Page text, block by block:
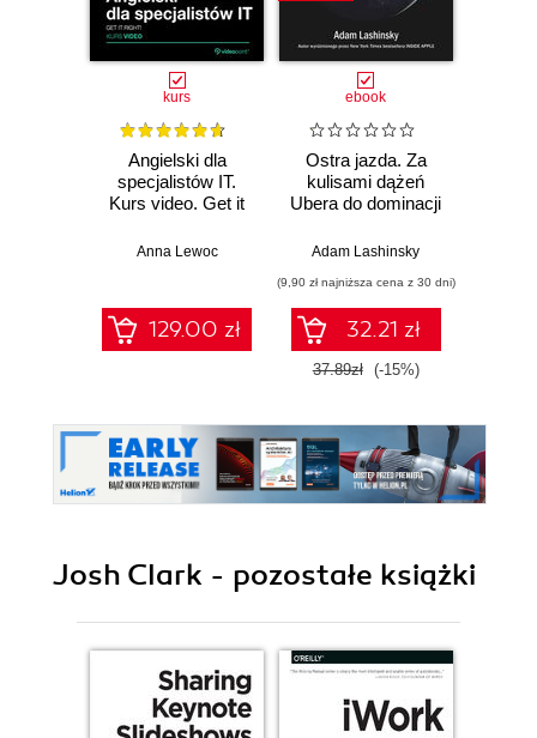
kurs
Angielski dla
specjalistów IT.
Kurs video. Get it
Anna Lewoc
129.00 zł
ebook
Ostra jazda. Za
kulisami dążeń
Ubera do dominacji
Adam Lashinsky
(9,90 zł najniższa cena z 30 dni)
32.21 zł
37.89zł (-15%)
Josh Clark - pozostałe książki